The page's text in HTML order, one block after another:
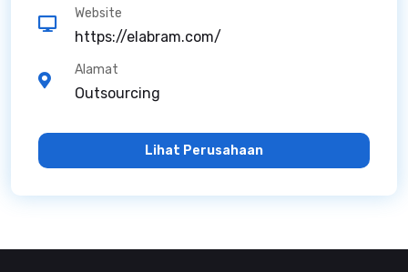
Website
https://elabram.com/
Alamat
Outsourcing
Lihat Perusahaan